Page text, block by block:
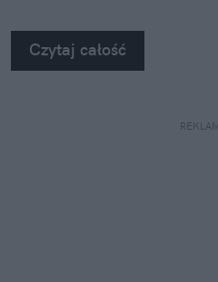
na własne oczy zobaczyć,
sobie z takimi
Czytaj całość